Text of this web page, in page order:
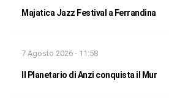
Majatica Jazz Festival a Ferrandina
7 Agosto 2026 - 11:58
Il Planetario di Anzi conquista il Mur